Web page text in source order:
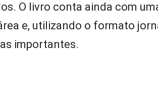
O livro conta ainda com
e, utilizando o formato
importantes.